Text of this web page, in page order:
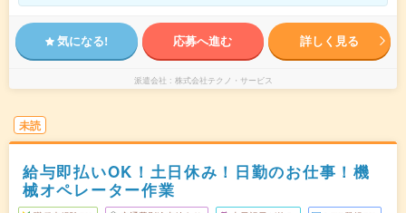
気になる! 応募へ進む 詳しく見る
派遣会社 株式会社テクノ・サービス
未読
給与即払いOK！土日休み！日勤のお仕事！機
械オペレーター作業